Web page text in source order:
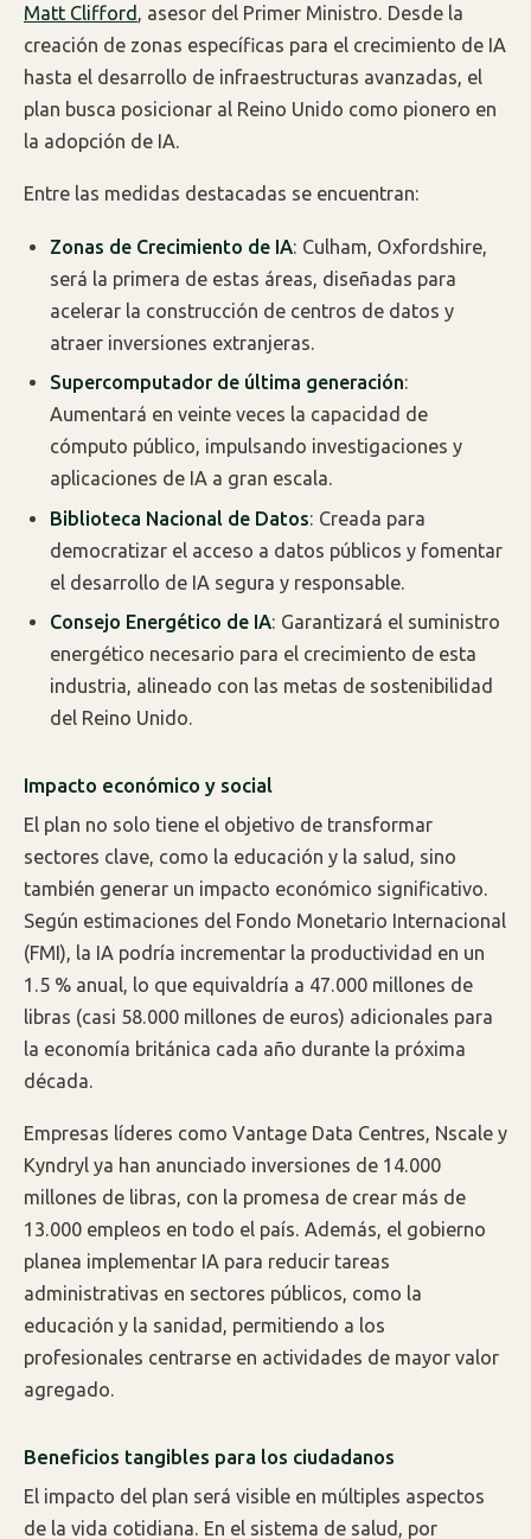
Matt Clifford , asesor del Primer Ministro. Desde la
creación de zonas específicas para el crecimiento de IA
hasta el desarrollo de infraestructuras avanzadas, el
plan busca posicionar al Reino Unido como pionero en
la adopción de IA.
Entre las medidas destacadas se encuentran:
Zonas de Crecimiento de IA: Culham, Oxfordshire,
será la primera de estas áreas, diseñadas para
acelerar la construcción de centros de datos y
atraer inversiones extranjeras.
Supercomputador de última generación:
Aumentará en veinte veces la capacidad de
cómputo público, impulsando investigaciones y
aplicaciones de IA a gran escala.
Biblioteca Nacional de Datos: Creada para
democratizar el acceso a datos públicos y fomentar
el desarrollo de IA segura y responsable.
Consejo Energético de IA: Garantizará el suministro
energético necesario para el crecimiento de esta
industria, alineado con las metas de sostenibilidad
del Reino Unido.
Impacto económico y social
El plan no solo tiene el objetivo de transformar
sectores clave, como la educación y la salud, sino
también generar un impacto económico significativo.
Según estimaciones del Fondo Monetario Internacional
(FMI), la IA podría incrementar la productividad en un
1.5 % anual, lo que equivaldría a 47.000 millones de
libras (casi 58.000 millones de euros) adicionales para
la economía británica cada año durante la próxima
década.
Empresas líderes como Vantage Data Centres, Nscale y
Kyndryl ya han anunciado inversiones de 14.000
millones de libras, con la promesa de crear más de
13.000 empleos en todo el país. Además, el gobierno
planea implementar IA para reducir tareas
administrativas en sectores públicos, como la
educación y la sanidad, permitiendo a los
profesionales centrarse en actividades de mayor valor
agregado.
Beneficios tangibles para los ciudadanos
El impacto del plan será visible en múltiples aspectos
de la vida cotidiana. En el sistema de salud, por